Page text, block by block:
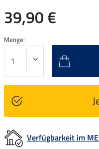
39,90 €
Menge:
Verfügbarkeit im